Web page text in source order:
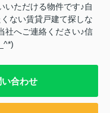
いただける物件です♪自
ない賃貸戸建て探しな
社へご連絡ください♪信
合わせ